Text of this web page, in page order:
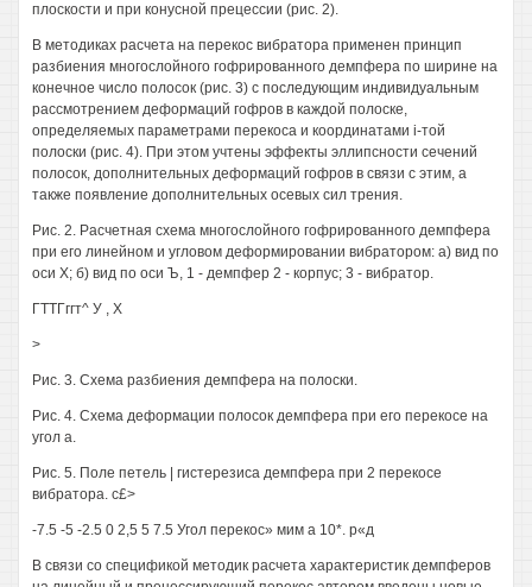
плоскости и при конусной прецессии (рис. 2).
В методиках расчета на перекос вибратора применен принцип
разбиения многослойного гофрированного демпфера по ширине на
конечное число полосок (рис. 3) с последующим индивидуальным
рассмотрением деформаций гофров в каждой полоске,
определяемых параметрами перекоса и координатами i-той
полоски (рис. 4). При этом учтены эффекты эллипсности сечений
полосок, дополнительных деформаций гофров в связи с этим, а
также появление дополнительных осевых сил трения.
Рис. 2. Расчетная схема многослойного гофрированного демпфера
при его линейном и угловом деформировании вибратором: а) вид по
оси X; б) вид по оси Ъ, 1 - демпфер 2 - корпус; 3 - вибратор.
ГТТГггт^ У , X
>
Рис. 3. Схема разбиения демпфера на полоски.
Рис. 4. Схема деформации полосок демпфера при его перекосе на
угол а.
Рис. 5. Поле петель | гистерезиса демпфера при 2 перекосе
вибратора. с£>
-7.5 -5 -2.5 0 2,5 5 7.5 Угол перекос» мим а 10*. р«д
В связи со спецификой методик расчета характеристик демпферов